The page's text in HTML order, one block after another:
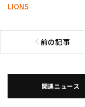
LIONS
前の記事
前の記事へ
関連ニュース